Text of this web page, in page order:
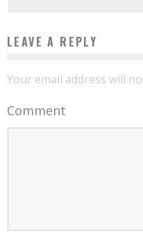
LEAVE A REPLY
Your email address will
Comment